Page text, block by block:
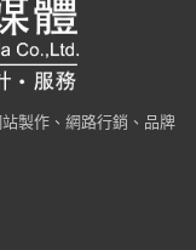
製作、網路行銷、品牌